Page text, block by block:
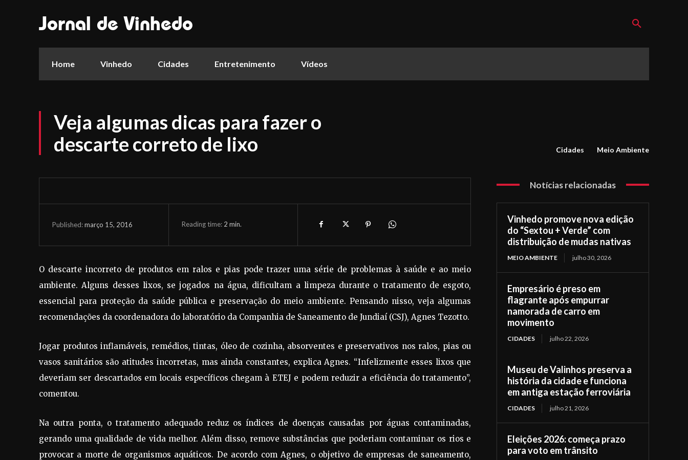
Jornal de Vinhedo
Home Vinhedo Cidades Entretenimento Vídeos
Veja algumas dicas para fazer o
descarte correto de lixo
Cidades Meio Ambiente
Published:março 15, 2016 Reading time: 2 min.
O descarte incorreto de produtos em ralos e pias pode trazer uma série de problemas à saúde e ao meio
ambiente. Alguns desses lixos, se jogados na água, dificultam a limpeza durante o tratamento de esgoto,
essencial para proteção da saúde pública e preservação do meio ambiente. Pensando nisso, veja algumas
recomendações da coordenadora do laboratório da Companhia de Saneamento de Jundiaí (CSJ), Agnes Tezotto.
Jogar produtos inflamáveis, remédios, tintas, óleo de cozinha, absorventes e preservativos nos ralos, pias ou
vasos sanitários são atitudes incorretas, mas ainda constantes, explica Agnes. “Infelizmente esses lixos que
deveriam ser descartados em locais específicos chegam à ETEJ e podem reduzir a eficiência do tratamento”,
comentou.
Na outra ponta, o tratamento adequado reduz os índices de doenças causadas por águas contaminadas,
gerando uma qualidade de vida melhor. Além disso, remove substâncias que poderiam contaminar os rios e
provocar a morte de organismos aquáticos. De acordo com Agnes, o objetivo de empresas de saneamento,
Notícias relacionadas
Vinhedo promove nova edição
do “Sextou + Verde” com
distribuição de mudas nativas
MEIO AMBIENTE julho 30, 2026
Empresário é preso em
flagrante após empurrar
namorada de carro em
movimento
CIDADES julho 22, 2026
Museu de Valinhos preserva a
história da cidade e funciona
em antiga estação ferroviária
CIDADES julho 21, 2026
Eleições 2026: começa prazo
para voto em trânsito